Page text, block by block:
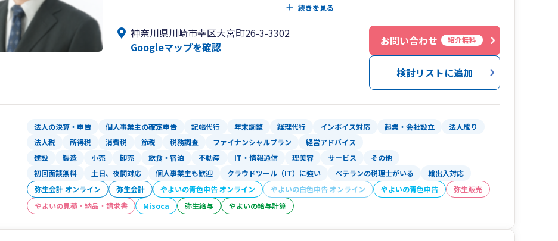
る職業に就きたいと考え、税理士試験の勉強を開始する。大学卒業後の半年間の受験浪人
生活も含め、4回の受験で税理士試験に合格する。個人的にも、小学校から続けているサ
ッカーで培った根性とフットワークをお客様に存分に提供し、お客様と当事務所がガッチ
リ手を合わせ、お客様の会社が利益体質で働き甲斐のある会社になるように努めている。
仕事を始めて感じた事と思い
仕事に取り組むなか、中小企業、特に従業員が少ない小規模企業の経営環境の厳しさを身
をもって実感する。
大企業とは違い、経営資源(物、資金、人材、情報など)が乏しい小規模企業は、比較的利
益体質に成り難い傾向にあり、社長・事業主自らが営業から現場、管理まで全てを一人で
行い、時間的にも精神的にも余裕がない状況を垣間見る。
若いからこその感覚、また今まで現場を通して経験した事を小規模企業、個人事業主のお
続きを見る
神奈川県川崎市幸区大宮町26-3-3302
Googleマップを確認
お問い合わせ 紹介無料
検討リストに追加
法人の決算・申告 個人事業主の確定申告 記帳代行 年末調整 経理代行 インボイス対応 起業・会社設立
法人成り
法人税
所得税 消費税 節税 税務調査 ファイナンシャルプラン 経営アドバイス
建設 製造 小売 卸売 飲食・宿泊 不動産 IT・情報通信 理美容 サービス その他
初回面談無料 土日、夜間対応 個人事業主も歓迎 クラウドツール（IT）に強い ベテランの税理士がいる 輸出入対応
弥生会計 オンライン 弥生会計 やよいの青色申告 オンライン やよいの白色申告 オンライン やよいの青色申告
弥生販売
やよいの見積・納品・請求書
Misoca 弥生給与 やよいの給与計算